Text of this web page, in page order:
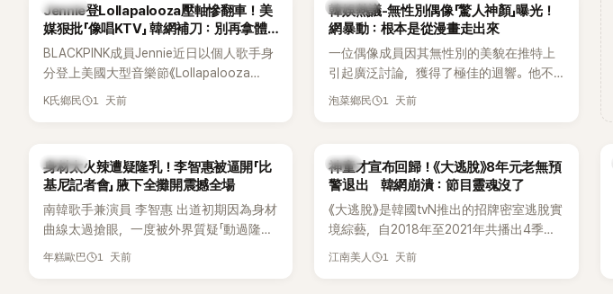
近況照意外掀起熱議，不是因為仙氣十足
的美貌，而是藏在纖細身材下的超狂背肌
與肩膀線條，反差感十足，讓不少網友看
傻直呼：「原來她身材這麼猛！」
K-POP
Jennie登Lollapalooza壓軸慘翻車！美
媒狠批「像唱KTV」 韓網補刀：別再拿體
力當藉口
BLACKPINK成員Jennie近日以個人歌手身
分登上美國大型音樂節《Lollapalooza
Chicago》主舞台，不僅成為首位擔任該音
遭部分網友質疑，就連美國當地媒體也毫
不留情給出負評，甚至形容整場演出「就像
一場豪華KTV」。
K氏鄉民 1 天前
熱議討論
韓娛熱議-無性別偶像「驚人神顏」曝光！
網暴動：根本是從漫畫走出來
一位偶像成員因其無性別的美貌在推特上
引起廣泛討論，獲得了極佳的迴響。他不
僅外型出眾，舞技也備受讚譽。
泡菜鄉民 1 天前
K-POP
身材太火辣遭疑隆乳！李智惠被逼開「比
基尼記者會」 腋下全攤開震撼全場
南韓歌手兼演員 李智惠 出道初期因為身材
曲線太過搶眼，一度被外界質疑「動過隆乳
手術」，最後甚至被公司安排親上火線，召
年糕歐巴 1 天前
韓星
神童才宣布回歸！《大逃脫》8年元老無預
警退出 韓網崩潰：節目靈魂沒了
《大逃脫》是韓國tvN推出的招牌密室逃脫實
境綜藝，自2018年至2021年共播出4季，
由鄭鍾淵PD打造完整的「大逃脫宇宙
江南美人 1 天前